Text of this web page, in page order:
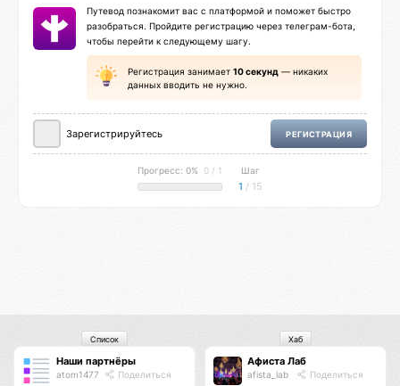
Путевод познакомит вас с платформой и поможет быстро
разобраться. Пройдите регистрацию через телеграм-бота,
чтобы перейти к следующему шагу.
Регистрация занимает 10 секунд — никаких
данных вводить не нужно.
Зарегистрируйтесь РЕГИСТРАЦИЯ
Прогресс: 0% 0 / 1 Шаг
1 / 15
Наши партнёры
atom1477 Поделиться
Список
Афиста Лаб
afista_lab Поделиться
Хаб